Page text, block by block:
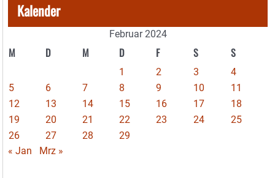
Kalender
Februar 2024
M D M D F S S
1 2 3
4
5
6 7 8 9 10
11
12
13 14 15 16 17
18
19
20 21 22 23 24
25
26
27 28
29
« Jan
Mrz »